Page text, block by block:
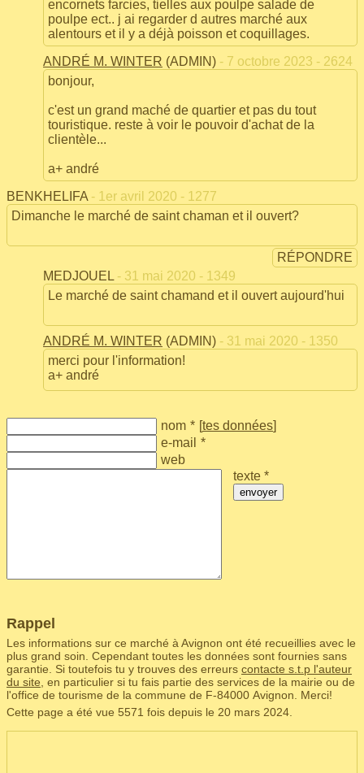
encornets farcies, tielles aux poulpe salade de
poulpe ect.. j ai regarder d autres marché aux
alentours et il y a déjà poisson et coquillages.
ANDRÉ M. WINTER (ADMIN) - 7 octobre 2023 - 2624
bonjour,
c'est un grand maché de quartier et pas du tout
touristique. reste à voir le pouvoir d'achat de la
clientèle...
a+ andré
BENKHELIFA - 1er avril 2020 - 1277
Dimanche le marché de saint chaman et il ouvert?
RÉPONDRE
MEDJOUEL - 31 mai 2020 - 1349
Le marché de saint chamand et il ouvert aujourd'hui
ANDRÉ M. WINTER (ADMIN) - 31 mai 2020 - 1350
merci pour l'information!
a+ andré
nom * [tes données]
e-mail *
web
texte *
envoyer
Rappel
Les informations sur ce marché à Avignon ont été recueillies avec le
plus grand soin. Cependant toutes les données sont fournies sans
garantie. Si toutefois tu y trouves des erreurs contacte s.t.p l'auteur
du site , en particulier si tu fais partie des services de la mairie ou de
l'office de tourisme de la commune de F‑84000 Avignon. Merci!
Cette page a été vue 5571 fois depuis le 20 mars 2024.